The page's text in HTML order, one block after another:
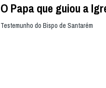
O Papa que guiou a
Testemunho do Bispo de Santarém